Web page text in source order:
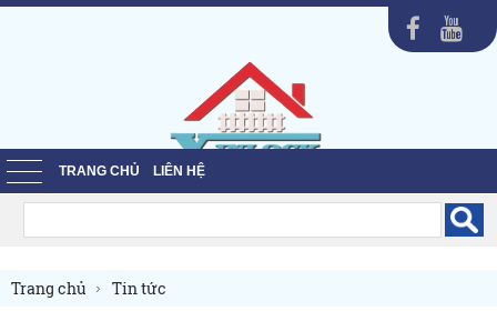
TRANG CHỦ LIÊN HỆ
Trang chủ Tin tức